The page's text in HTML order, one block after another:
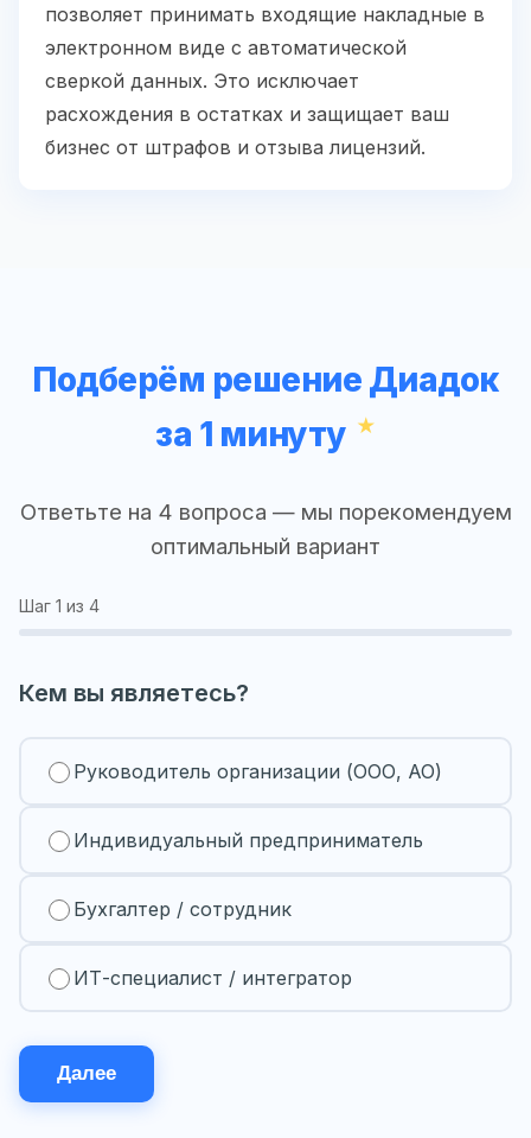
позволяет принимать входящие накладные в
электронном виде с автоматической
сверкой данных. Это исключает
расхождения в остатках и защищает ваш
бизнес от штрафов и отзыва лицензий.
Подберём решение Диадок
за 1 минуту
Ответьте на 4 вопроса — мы порекомендуем
оптимальный вариант
Шаг 1 из 4
Кем вы являетесь?
Руководитель организации (ООО, АО)
Индивидуальный предприниматель
Бухгалтер / сотрудник
ИТ-специалист / интегратор
Далее